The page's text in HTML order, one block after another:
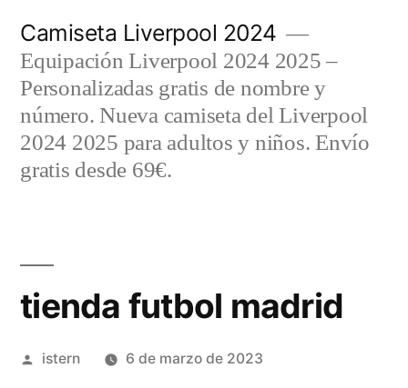
contenido
Camiseta Liverpool 2024
Equipación Liverpool 2024 2025 –
Personalizadas gratis de nombre y
número. Nueva camiseta del Liverpool
2024 2025 para adultos y niños. Envío
gratis desde 69€.
tienda futbol madrid
Publicado
istern 6 de marzo de 2023